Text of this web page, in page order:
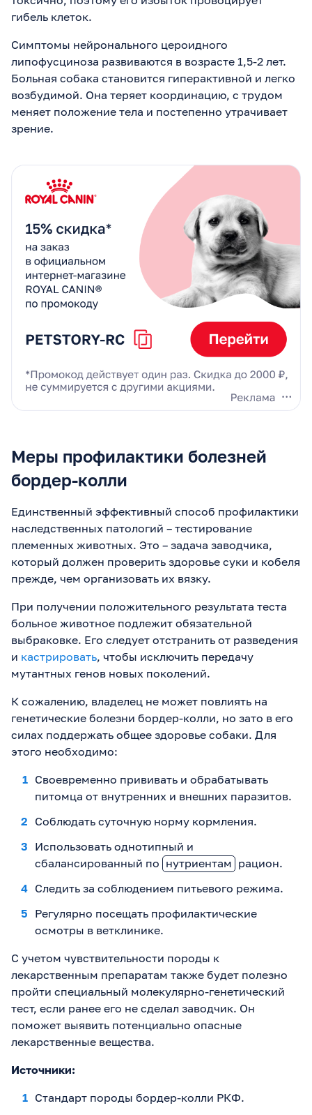
гибель клеток.
Симптомы нейронального цероидного
липофусциноза развиваются в возрасте 1,5-2 лет.
Больная собака становится гиперактивной и легко
возбудимой. Она теряет координацию, с трудом
меняет положение тела и постепенно утрачивает
зрение.
Меры профилактики болезней
бордер-колли
Единственный эффективный способ профилактики
наследственных патологий – тестирование
племенных животных. Это – задача заводчика,
который должен проверить здоровье суки и кобеля
прежде, чем организовать их вязку.
При получении положительного результата теста
больное животное подлежит обязательной
выбраковке. Его следует отстранить от разведения
и кастрировать, чтобы исключить передачу
мутантных генов новых поколений.
К сожалению, владелец не может повлиять на
генетические болезни бордер-колли, но зато в его
силах поддержать общее здоровье собаки. Для
этого необходимо:
Своевременно прививать и обрабатывать
питомца от внутренних и внешних паразитов.
Соблюдать суточную норму кормления.
Использовать однотипный и
сбалансированный по нутриентам рацион.
Следить за соблюдением питьевого режима.
Регулярно посещать профилактические
осмотры в ветклинике.
С учетом чувствительности породы к
лекарственным препаратам также будет полезно
пройти специальный молекулярно-генетический
тест, если ранее его не сделал заводчик. Он
поможет выявить потенциально опасные
лекарственные вещества.
Источники:
Стандарт породы бордер-колли РКФ.